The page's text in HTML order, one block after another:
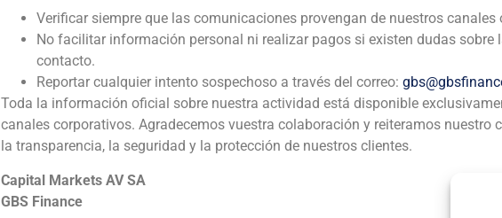
Ver enlace
Verificar siempre que las comunicaciones provengan de nuestros canales
No facilitar información personal ni realizar pagos si existen dudas sobre
contacto.
Reportar cualquier intento sospechoso a través del correo:
Toda la información oficial sobre nuestra actividad está disponible
canales corporativos. Agradecemos vuestra colaboración y reiteramos nuestro
la transparencia, la seguridad y la protección de nuestros clientes.
Capital Markets AV SA
GBS Finance